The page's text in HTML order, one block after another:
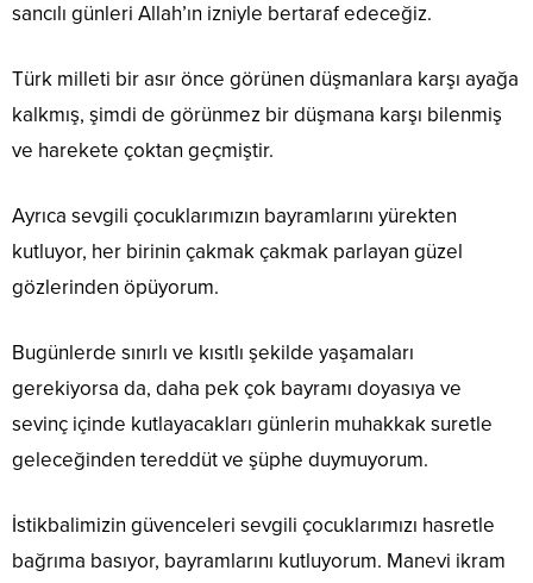
sancılı günleri Allah’ın izniyle bertaraf edeceğiz.
Türk milleti bir asır önce görünen düşmanlara karşı ayağa
kalkmış, şimdi de görünmez bir düşmana karşı bilenmiş
ve harekete çoktan geçmiştir.
Ayrıca sevgili çocuklarımızın bayramlarını yürekten
kutluyor, her birinin çakmak çakmak parlayan güzel
gözlerinden öpüyorum.
Bugünlerde sınırlı ve kısıtlı şekilde yaşamaları
gerekiyorsa da, daha pek çok bayramı doyasıya ve
sevinç içinde kutlayacakları günlerin muhakkak suretle
geleceğinden tereddüt ve şüphe duymuyorum.
İstikbalimizin güvenceleri sevgili çocuklarımızı hasretle
bağrıma basıyor, bayramlarını kutluyorum. Manevi ikram